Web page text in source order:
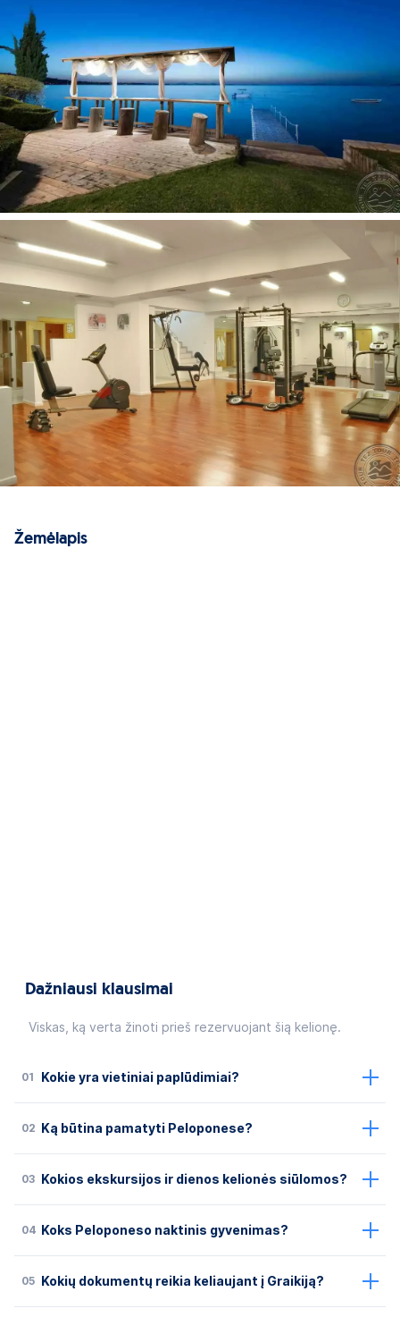
Žemėlapis
Dažniausi klausimai
Viskas, ką verta žinoti prieš rezervuojant šią kelionę.
01 Kokie yra vietiniai paplūdimiai?
02 Ką būtina pamatyti Peloponese?
03 Kokios ekskursijos ir dienos kelionės siūlomos?
04 Koks Peloponeso naktinis gyvenimas?
05 Kokių dokumentų reikia keliaujant į Graikiją?